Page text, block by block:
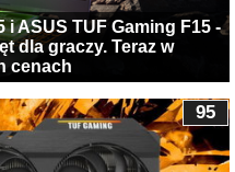
i ASUS TUF Gaming F15 -
dla graczy. Teraz w
cenach
95